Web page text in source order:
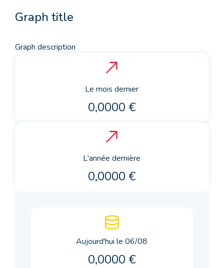
Graph title
Graph description
Le mois dernier
0,0000 €
L'année dernière
0,0000 €
Aujourd'hui le 06/08
0,0000 €